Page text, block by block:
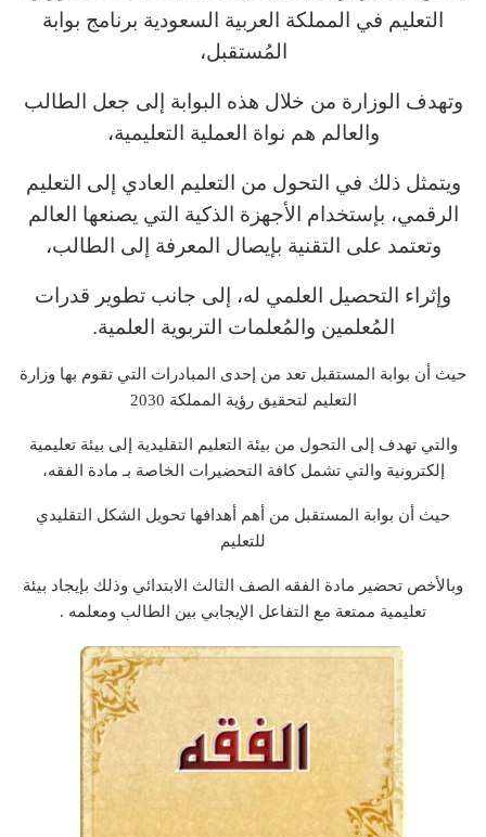
التعليم في المملكة العربية السعودية برنامج بوابة
المُستقبل،
وتهدف الوزارة من خلال هذه البوابة إلى جعل الطالب
والعالم هم نواة العملية التعليمية،
ويتمثل ذلك في التحول من التعليم العادي إلى التعليم
الرقمي، بإستخدام الأجهزة الذكية التي يصنعها العالم
وتعتمد على التقنية بإيصال المعرفة إلى الطالب،
وإثراء التحصيل العلمي له، إلى جانب تطوير قدرات
المُعلمين والمُعلمات التربوية العلمية.
حيث أن بوابة المستقبل تعد من إحدى المبادرات التي تقوم بها وزارة
التعليم لتحقيق رؤية المملكة 2030
والتي تهدف إلى التحول من بيئة التعليم التقليدية إلى بيئة تعليمية
إلكترونية والتي تشمل كافة التحضيرات الخاصة بـ مادة الفقه،
حيث أن بوابة المستقبل من أهم أهدافها تحويل الشكل التقليدي
للتعليم
وبالأخص تحضير مادة الفقه الصف الثالث الابتدائي وذلك بإيجاد بيئة
تعليمية ممتعة مع التفاعل الإيجابي بين الطالب ومعلمه .